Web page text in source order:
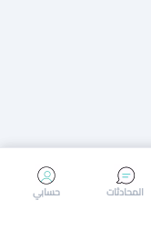
إجراء مكالمة
حسابي المحادثات